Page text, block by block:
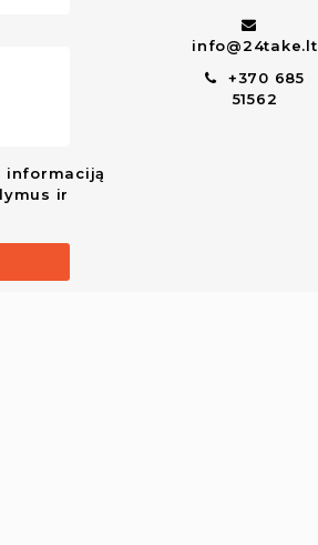
informaciją
ir
info@24take.lt
+370 685
51562